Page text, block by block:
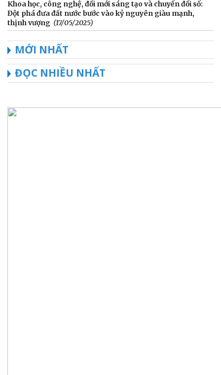
Khoa học, công nghệ, đổi mới sáng tạo và chuyển đổi số:
Đột phá đưa đất nước bước vào kỷ nguyên giàu mạnh,
thịnh vượng (17/05/2025)
MỚI NHẤT
ĐỌC NHIỀU NHẤT